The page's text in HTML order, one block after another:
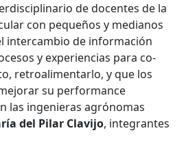
de docentes de la
con pequeños y medianos
intercambio de información
y experiencias para co-
retroalimentarlo, y que los
su performance
las ingenieras agrónomas
del Pilar Clavijo, integrantes